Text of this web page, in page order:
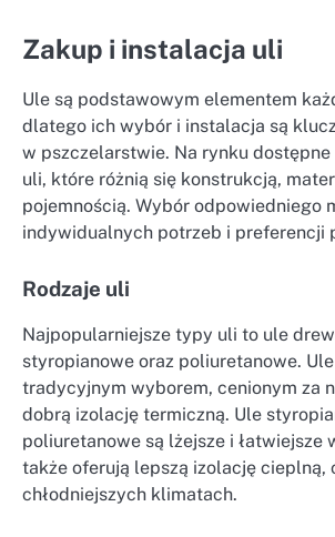
Zakup i instalacja uli
Ule są podstawowym elementem
dlatego ich wybór i instalacja są
w pszczelarstwie. Na rynku dostępne
uli, które różnią się konstrukcją,
pojemnością. Wybór odpowiedniego
indywidualnych potrzeb i preferencji
Rodzaje uli
Najpopularniejsze typy uli to ule
styropianowe oraz poliuretanowe.
tradycyjnym wyborem, cenionym za
dobrą izolację termiczną. Ule
poliuretanowe są lżejsze i łatwiejsze
także oferują lepszą izolację cieplną,
chłodniejszych klimatach.